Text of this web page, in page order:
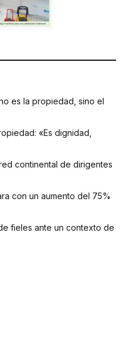
es la propiedad, sino el
«Es dignidad,
continental de dirigentes
con un aumento del 75%
fieles ante un contexto de